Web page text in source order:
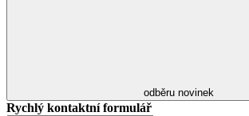
odběru novinek
Rychlý kontaktní formulář